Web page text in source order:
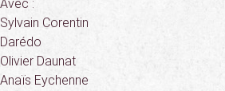
Avec :
Sylvain Corentin
Darédo
Olivier Daunat
Anaïs Eychenne